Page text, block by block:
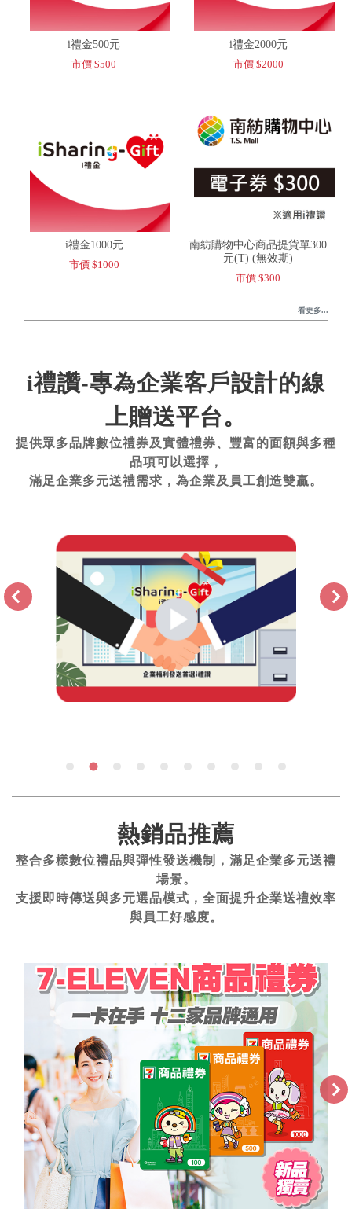
i禮金500元
市價 $500
i禮金2000元
市價 $2000
i禮金1000元
市價 $1000
南紡購物中心商品提貨單300
元(T) (無效期)
市價 $300
看更多...
i禮讚-專為企業客戶設計的線
上贈送平台。
提供眾多品牌數位禮券及實體禮券、豐富的面額與多種
品項可以選擇，
滿足企業多元送禮需求，為企業及員工創造雙贏。
熱銷品推薦
整合多樣數位禮品與彈性發送機制，滿足企業多元送禮
場景。
支援即時傳送與多元選品模式，全面提升企業送禮效率
與員工好感度。